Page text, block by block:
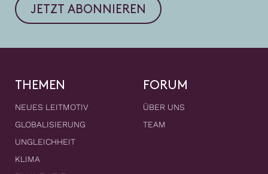
JETZT ABONNIEREN
THEMEN
NEUES LEITMOTIV
GLOBALISIERUNG
UNGLEICHHEIT
KLIMA
FORUM
ÜBER UNS
TEAM